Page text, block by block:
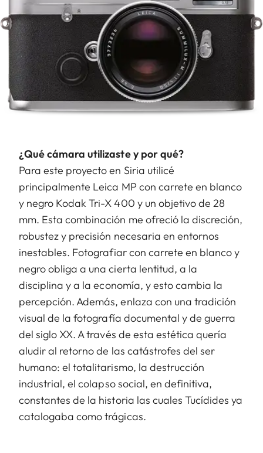
¿Qué cámara utilizaste y por qué?
Para este proyecto en Siria utilicé
principalmente Leica MP con carrete en blanco
y negro Kodak Tri-X 400 y un objetivo de 28
mm. Esta combinación me ofreció la discreción,
robustez y precisión necesaria en entornos
inestables. Fotografiar con carrete en blanco y
negro obliga a una cierta lentitud, a la
disciplina y a la economía, y esto cambia la
percepción. Además, enlaza con una tradición
visual de la fotografía documental y de guerra
del siglo XX. A través de esta estética quería
aludir al retorno de las catástrofes del ser
humano: el totalitarismo, la destrucción
industrial, el colapso social, en definitiva,
constantes de la historia las cuales Tucídides ya
catalogaba como trágicas.